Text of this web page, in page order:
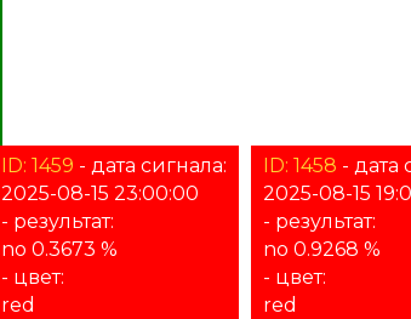
ID: 1459 - дата сигнала:
2025-08-15 23:00:00
- результат:
no 0.3673 %
- цвет:
red
ID: 1458 - дата
2025-08-15
- результат:
no 0.9268 %
- цвет:
red